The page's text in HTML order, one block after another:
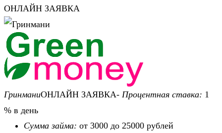
ОНЛАЙН ЗАЯВКА
ГринманиОНЛАЙН ЗАЯВКА- Процентная ставка: 1
% в день
Сумма займа: от 3000 до 25000 рублей